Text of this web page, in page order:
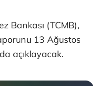
Bankası (TCMB),
13 Ağustos
açıklayacak.